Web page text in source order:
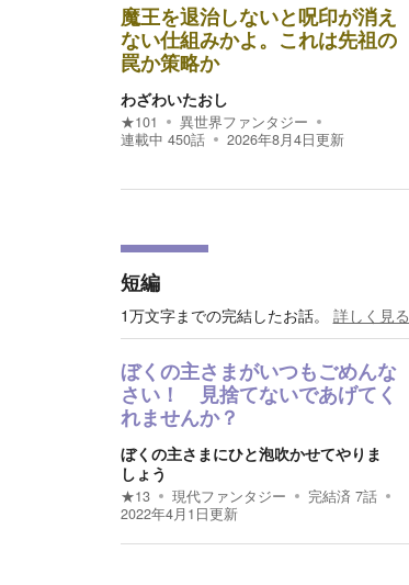
魔王を退治しないと呪印が消え
ない仕組みかよ。これは先祖の
罠か策略か
わざわいたおし
★101
異世界ファンタジー
連載中 450話 2026年8月4日更新
短編
1万文字までの完結したお話。 詳しく見る
ぼくの主さまがいつもごめんな
さい！ 見捨てないであげてく
れませんか？
ぼくの主さまにひと泡吹かせてやりま
しょう
★13 現代ファンタジー 完結済 7話
2022年4月1日更新